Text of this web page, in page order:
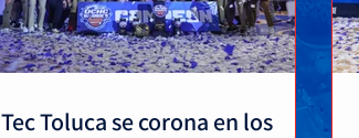
Tec Toluca se corona en los